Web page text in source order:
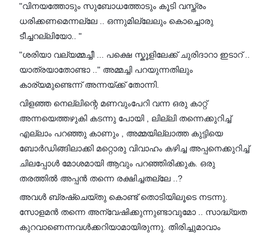
"വിനയത്തോടും സുബോധത്തോടും കൂടി വസ്ത്രം
ധരിക്കണമെന്നല്ലേ .. ഒന്നുമില്ലേലും കൊച്ചൊരു
ടീച്ചറല്ലിയോ.. "
"ശരിയാ വല്യമ്മച്ചീ ... പക്ഷെ സ്കൂളിലേക്ക് ചുരിദാറാ ഇടാറ് ..
യാത്രയാതോണ്ടാ .." അമ്മച്ചി പറയുന്നതിലും
കാര്യമുണ്ടെന്ന് അന്നയ്ക്ക് തോന്നി.
വിളഞ്ഞ നെല്ലിന്റെ മണവുംപേറി വന്ന ഒരു കാറ്റ്
അന്നയെത്തഴുകി കടന്നു പോയി , ലില്ലി തന്നെക്കുറിച്ച്
എല്ലാം പറഞ്ഞു കാണും , അമ്മയില്ലാത്ത കുട്ടിയെ
ബോർഡിങ്ങിലാക്കി മറ്റൊരു വിവാഹം കഴിച്ച അപ്പനെക്കുറിച്ച്
ചിലപ്പോൾ മോശമായി ആവും പറഞ്ഞിരിക്കുക. ഒരു
തരത്തിൽ അപ്പൻ തന്നെ രക്ഷിച്ചതല്ലേ ..?
അവൾ ബ്രഷ്ചെയ്തു കൊണ്ട് തൊടിയിലൂടെ നടന്നു.
സോളമൻ തന്നെ അന്വേഷിക്കുന്നുണ്ടാവുമോ .. സാദ്ധ്യത
കുറവാണെന്നവൾക്കറിയാമായിരുന്നു. തിരിച്ചുമാവാം